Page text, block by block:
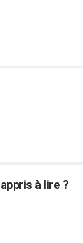
à lire ?